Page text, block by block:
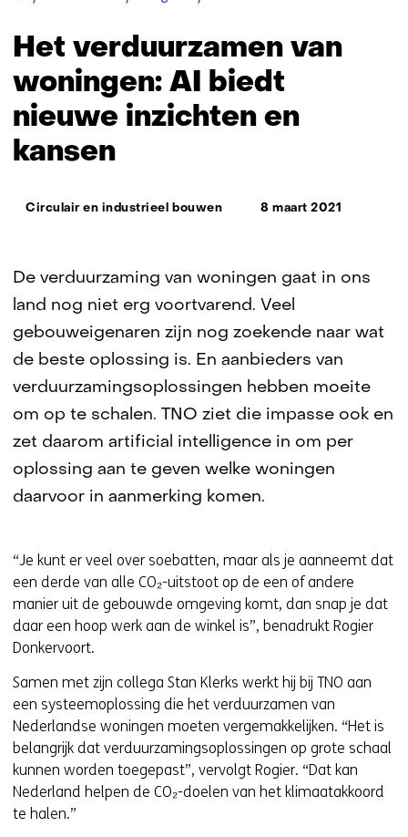
woningen:
AI
biedt
nieuwe
inzichten
Het verduurzamen van
woningen: AI biedt
nieuwe inzichten en
kansen
Thema:
Circulair en industrieel bouwen 8 maart 2021
De verduurzaming van woningen gaat in ons
land nog niet erg voortvarend. Veel
gebouweigenaren zijn nog zoekende naar wat
de beste oplossing is. En aanbieders van
verduurzamingsoplossingen hebben moeite
om op te schalen. TNO ziet die impasse ook en
zet daarom artificial intelligence in om per
oplossing aan te geven welke woningen
daarvoor in aanmerking komen.
“Je kunt er veel over soebatten, maar als je aanneemt dat
een derde van alle CO₂-uitstoot op de een of andere
manier uit de gebouwde omgeving komt, dan snap je dat
daar een hoop werk aan de winkel is”, benadrukt Rogier
Donkervoort.
Samen met zijn collega Stan Klerks werkt hij bij TNO aan
een systeemoplossing die het verduurzamen van
Nederlandse woningen moeten vergemakkelijken. “Het is
belangrijk dat verduurzamingsoplossingen op grote schaal
kunnen worden toegepast”, vervolgt Rogier. “Dat kan
Nederland helpen de CO₂-doelen van het klimaatakkoord
te halen.”